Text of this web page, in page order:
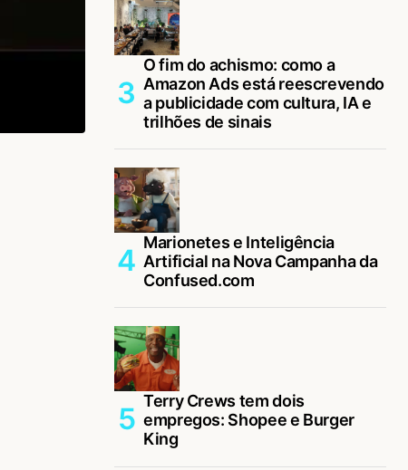
O fim do achismo: como a
Amazon Ads está reescrevendo
a publicidade com cultura, IA e
trilhões de sinais
Marionetes e Inteligência
Artificial na Nova Campanha da
Confused.com
Terry Crews tem dois
empregos: Shopee e Burger
King